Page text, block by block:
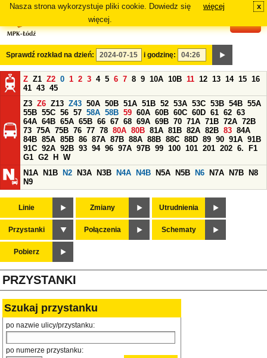
Nasza strona wykorzystuje pliki cookie. Dowiedz się
więcej.
więcej x
Sprawdź rozkład na dzień: i godzinę:
Z Z1 Z2 0 1 2 3 4 5 6 7 8 9 10A 10B 11 12 13 14 15 16
41 43 45
Z3 Z6 Z13 Z43 50A 50B 51A 51B 52 53A 53C 53B 54B 55A
55B 55C 56 57 58A 58B 59 60A 60B 60C 60D 61 62 63
64A 64B 65A 65B 66 67 68 69A 69B 70 71A 71B 72A 72B
73 75A 75B 76 77 78 80A 80B 81A 81B 82A 82B 83 84A
84B 85A 85B 86 87A 87B 88A 88B 88C 88D 89 90 91A 91B
91C 92A 92B 93 94 96 97A 97B 99 100 101 201 202 6.
F1
G1 G2 H
W
N1A
N1B N2 N3A N3B N4A N4B N5A N5B N6 N7A N7B
N8
N9
Linie Zmiany Utrudnienia
Przystanki Połączenia Schematy
Pobierz
PRZYSTANKI
Szukaj przystanku
po nazwie ulicy/przystanku:
po numerze przystanku: